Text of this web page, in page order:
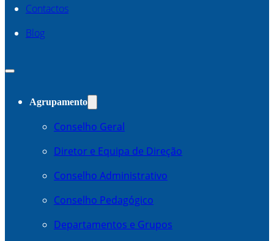
Contactos
Blog
Agrupamento
Conselho Geral
Diretor e Equipa de Direção
Conselho Administrativo
Conselho Pedagógico
Departamentos e Grupos